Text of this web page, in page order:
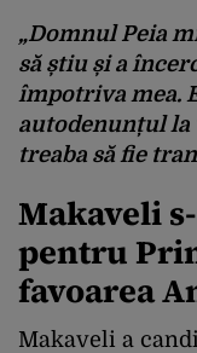
„Domnul Peia
să știu și a
împotriva mea.
autodenunțul la
treaba să fie
Makaveli
pentru
favoarea
Makaveli a